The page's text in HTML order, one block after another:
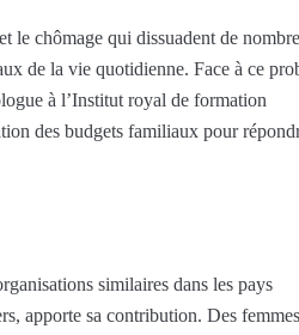
le chômage qui dissuadent de
de la vie quotidienne. Face à ce
à l’Institut royal de formation
des budgets familiaux pour
similaires dans les pays
apporte sa contribution. Des